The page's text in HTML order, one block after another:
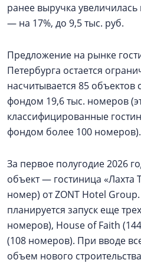
ранее выручка увеличилась
— на 17%, до 9,5 тыс. руб.
Предложение на рынке
Петербурга остается
насчитывается 85
фондом 19,6 тыс. номеров
классифицированные
фондом более 100 номеров).
За первое полугодие 2026
объект — гостиница «Лахта
номер) от ZONT Hotel
планируется запуск еще
номеров), House of Faith
(108 номеров). При вводе
объем нового